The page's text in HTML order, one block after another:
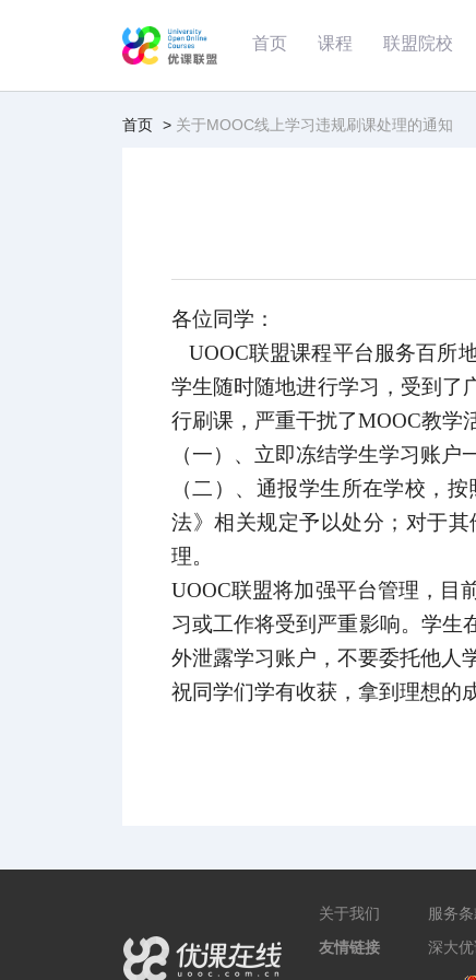
首页 课程 联盟院校
首页 > 关于MOOC线上学习违规刷课处理的通知
各位同学：
UOOC联盟课程平台服务百所
学生随时随地进行学习，受到了
行刷课，严重干扰了MOOC教学
（一）、立即冻结学生学习账户
（二）、通报学生所在学校，
法》相关规定予以处分；对于其
理。
UOOC联盟将加强平台管理，目
习或工作将受到严重影响。学生
外泄露学习账户，不要委托他人
祝同学们学有收获，拿到理想的
关于我们 服务
友情链接
深大优